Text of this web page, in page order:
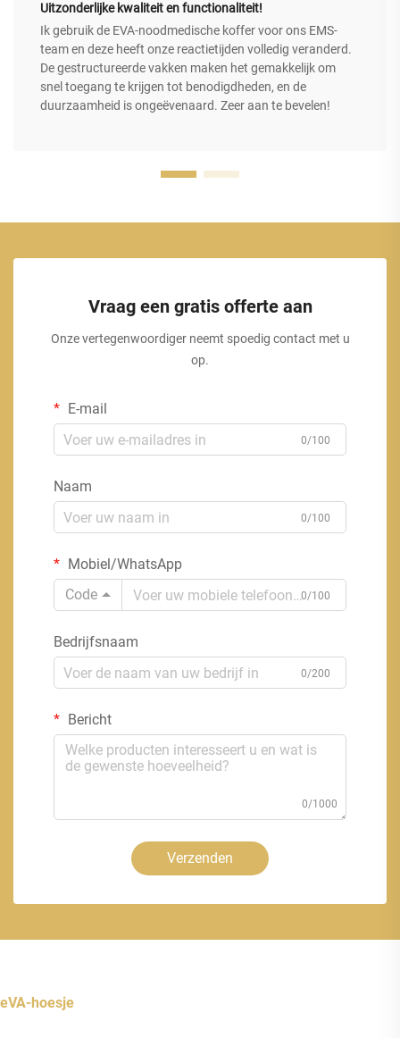
Uitzonderlijke kwaliteit en functionaliteit!
Ik gebruik de EVA-noodmedische koffer voor ons EMS-
team en deze heeft onze reactietijden volledig veranderd.
De gestructureerde vakken maken het gemakkelijk om
snel toegang te krijgen tot benodigdheden, en de
duurzaamheid is ongeëvenaard. Zeer aan te bevelen!
Vraag een gratis offerte aan
Onze vertegenwoordiger neemt spoedig contact met u
op.
E-mail
0/100
Naam
0/100
Mobiel/WhatsApp
Code
0/100
Bedrijfsnaam
0/200
Bericht
0/1000
Verzenden
eVA-hoesje